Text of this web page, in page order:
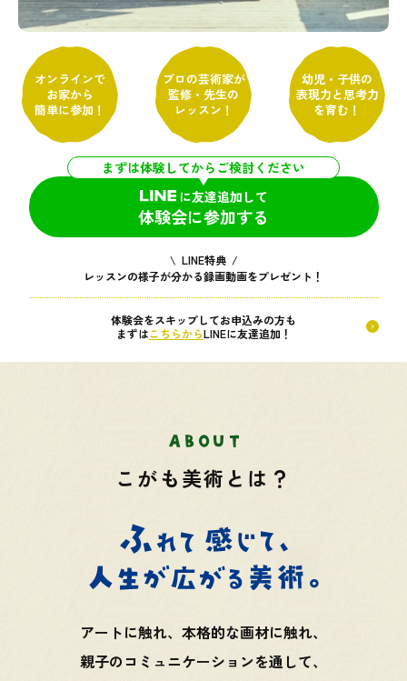
オンラインで
お家から
簡単に参加！
プロの芸術家が
監修・先生の
レッスン！
幼児・子供の
表現力と思考力
を育む！
まずは体験してからご検討ください
に友達追加して
体験会に参加する
\ LINE特典 /
レッスンの様子が分かる録画動画をプレゼント！
体験会をスキップしてお申込みの方も
まずはこちらからLINEに友達追加！
こがも美術とは？
アートに触れ、本格的な画材に触れ、
親子のコミュニケーションを通して、